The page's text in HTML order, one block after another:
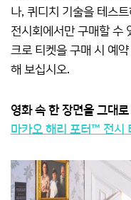
나, 퀴디치 기술을 테스
전시회에서만 구매할 수
크로 티켓을 구매 시 예
해 보십시오.
영화 속 한 장면을 그대
마카오 해리 포터™ 전시